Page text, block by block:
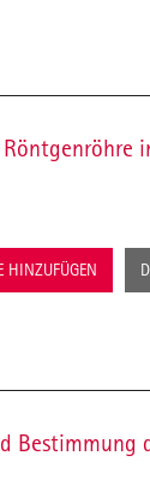
HINZUFÜGEN
Bestimmung